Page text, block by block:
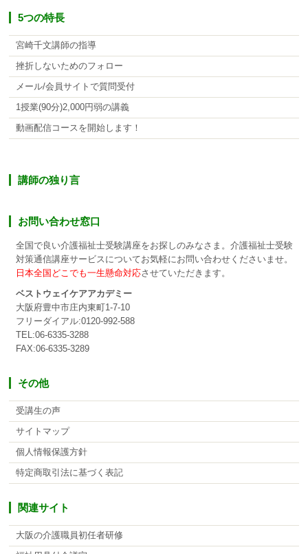
5つの特長
宮崎千文講師の指導
挫折しないためのフォロー
メール/会員サイトで質問受付
1授業(90分)2,000円弱の講義
動画配信コースを開始します！
講師の独り言
お問い合わせ窓口
全国で良い介護福祉士受験講座をお探しのみなさま。介護福祉士受験
対策通信講座サービスについてお気軽にお問い合わせくださいませ。
日本全国どこでも一生懸命対応させていただきます。
ベストウェイケアアカデミー
大阪府豊中市庄内東町1-7-10
フリーダイアル:0120-992-588
TEL:06-6335-3288
FAX:06-6335-3289
その他
受講生の声
サイトマップ
個人情報保護方針
特定商取引法に基づく表記
関連サイト
大阪の介護職員初任者研修